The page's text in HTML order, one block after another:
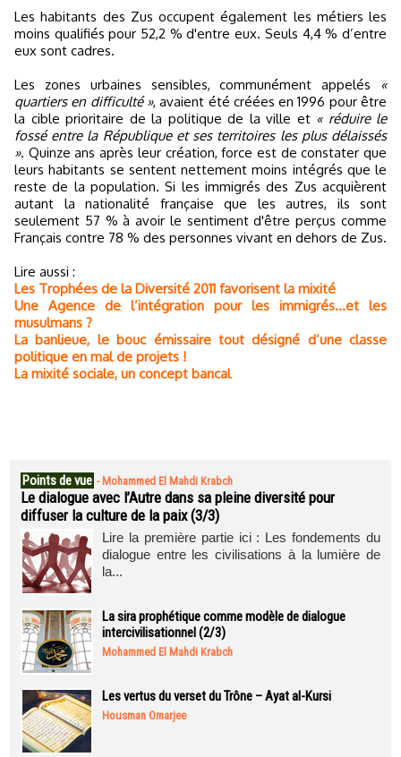
Les habitants des Zus occupent également les métiers les
moins qualifiés pour 52,2 % d'entre eux. Seuls 4,4 % d’entre
eux sont cadres.
Les zones urbaines sensibles, communément appelés
«
quartiers en difficulté », avaient été créées en 1996 pour être
la cible prioritaire de la politique de la ville et « réduire le
fossé entre la République et ses territoires les plus délaissés
». Quinze ans après leur création, force est de constater que
leurs habitants se sentent nettement moins intégrés que le
reste de la population. Si les immigrés des Zus acquièrent
autant la nationalité française que les autres, ils sont
seulement 57 % à avoir le sentiment d'être perçus comme
Français contre 78 % des personnes vivant en dehors de Zus.
Lire aussi :
Les Trophées de la Diversité 2011 favorisent la mixité
Une Agence de l’intégration pour les immigrés…et les
musulmans ?
La banlieue, le bouc émissaire tout désigné d’une classe
politique en mal de projets !
La mixité sociale, un concept bancal
Points de vue - Mohammed El Mahdi Krabch
Le dialogue avec l’Autre dans sa pleine diversité pour
diffuser la culture de la paix (3/3)
Lire la première partie ici : Les fondements du
dialogue entre les civilisations à la lumière de
la...
La sira prophétique comme modèle de dialogue
intercivilisationnel (2/3)
Mohammed El Mahdi Krabch
Les vertus du verset du Trône – Ayat al-Kursi
Housman Omarjee